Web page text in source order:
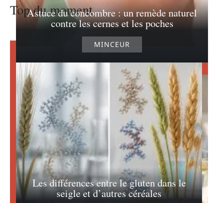
Astuce du concombre : un remède naturel
contre les cernes et les poches
MINCEUR
Top du moment
Les différences entre le gluten dans le
seigle et d’autres céréales